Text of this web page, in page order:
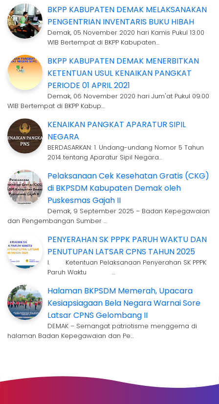
BKPP KABUPATEN DEMAK MELAKSANAKAN
PENGENTRIAN INVENTARIS BUKU HIBAH
Demak, 05 November 2020 hari Kamis Pukul 13.00
WIB Bertempat di BKPP Kabupaten…
BKPP KABUPATEN DEMAK MENERBITKAN
KETENTUAN USUL KENAIKAN PANGKAT
PERIODE 01 APRIL 2021
Demak, 06 November 2020 hari Jum'at Pukul 09.00
WIB Bertempat di BKPP Kabup…
KENAIKAN PANGKAT APARATUR SIPIL
NEGARA
BERDASARKAN: 1. Undang-undang Nomor 5 Tahun
2014 tentang Aparatur Sipil Negara…
Pelaksanaan Cek Kesehatan Gratis (CKG)
di BKPSDM Kabupaten Demak oleh
Puskesmas Gajah II
Demak, 9 September 2025 – Badan Kepegawaian
dan Pengembangan Sumber …
PENYERAHAN SK PPPK PARUH WAKTU DAN
PENUTUPAN LATSAR CPNS TAHUN 2025
I. Ketentuan Pelaksanaan Penyerahan SK PPPK
Paruh Waktu …
Halaman BKPSDM Memerah, Upacara
Kesiapsiagaan Bela Negara Warnai Sore
Latsar CPNS Gelombang II
DEMAK – Semangat patriotisme menggema di
halaman Badan Kepegawaian dan Pe…